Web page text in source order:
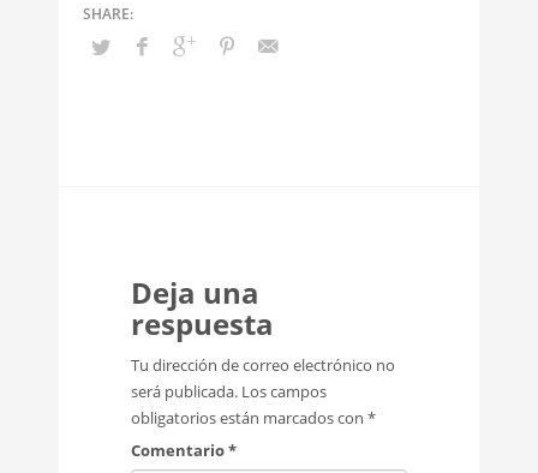
Deja una
respuesta
Tu dirección de correo electrónico no
será publicada. Los campos
obligatorios están marcados con *
Comentario*